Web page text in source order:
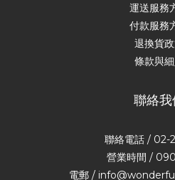
運送服務
付款服務
退換貨
條款與
聯絡我
聯絡電話 / 02-
營業時間 /
電郵 /